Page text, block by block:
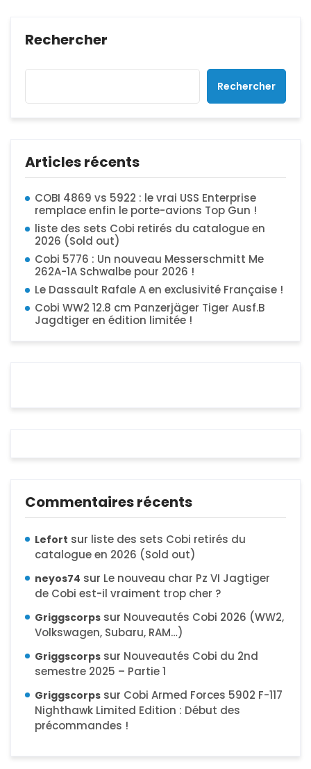
Rechercher
Rechercher
Articles récents
COBI 4869 vs 5922 : le vrai USS Enterprise
remplace enfin le porte-avions Top Gun !
liste des sets Cobi retirés du catalogue en
2026 (Sold out)
Cobi 5776 : Un nouveau Messerschmitt Me
262A-1A Schwalbe pour 2026 !
Le Dassault Rafale A en exclusivité Française !
Cobi WW2 12.8 cm Panzerjäger Tiger Ausf.B
Jagdtiger en édition limitée !
Commentaires récents
Lefort sur liste des sets Cobi retirés du
catalogue en 2026 (Sold out)
neyos74 sur Le nouveau char Pz VI Jagtiger
de Cobi est-il vraiment trop cher ?
Griggscorps sur Nouveautés Cobi 2026 (WW2,
Volkswagen, Subaru, RAM…)
Griggscorps sur Nouveautés Cobi du 2nd
semestre 2025 – Partie 1
Griggscorps sur Cobi Armed Forces 5902 F-117
Nighthawk Limited Edition : Début des
précommandes !